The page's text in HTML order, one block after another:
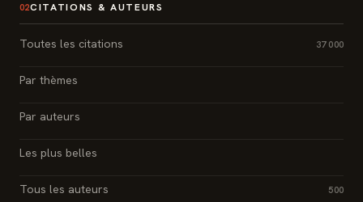
02CITATIONS & AUTEURS
Toutes les citations 37 000
Par thèmes
Par auteurs
Les plus belles
Tous les auteurs 500